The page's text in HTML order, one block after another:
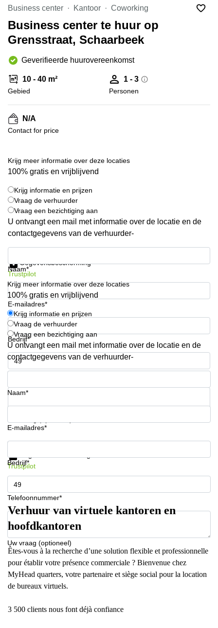
huren
Elsene
Brugge
Herentals
Aalst
Oostende
Mechelen
Coworking-
ruimtes te
huur in
Gent
Coworking
Niklaas
huren in
Gent
Handelspand
Location
centre
à Mons
Huren
virtueel
kantoor in
Antwerpen
Antwerpen
Locaux
commerciaux
à louer en
Bruxelles
Kantoor
te huur
in Sint-
Niklaas
Business center Kantoor Coworking
Business center te huur op
Grensstraat, Schaarbeek
Geverifieerde huurovereenkomst
10 - 40 m²
Gebied
1 - 3
Personen
N/A
Contact for price
Krijg meer informatie over deze locaties
100% gratis en vrijblijvend
Krijg informatie en prijzen
Vraag de verhuurder
Vraag een bezichtiging aan
U ontvangt een mail met informatie over de locatie en de
contactgegevens van de verhuurder-
Naam*
E-mailadres*
Bedrijf*
Telefoonnummer*
Gegevensbescherming
Trustpilot
Krijg meer informatie over deze locaties
100% gratis en vrijblijvend
Krijg informatie en prijzen
Vraag de verhuurder
Vraag een bezichtiging aan
U ontvangt een mail met informatie over de locatie en de
contactgegevens van de verhuurder-
Naam*
E-mailadres*
Bedrijf*
Telefoonnummer*
Uw vraag (optioneel)
Krijg informatie en prijzen
Trustpilot
Verhuur van virtuele kantoren en
hoofdkantoren
Êtes-vous à la recherche d’une solution flexible et professionnelle
pour établir votre présence commerciale ? Bienvenue chez
MyHead quarters, votre partenaire et siège social pour la location
de bureaux virtuels.
3 500 clients nous font déjà confiance